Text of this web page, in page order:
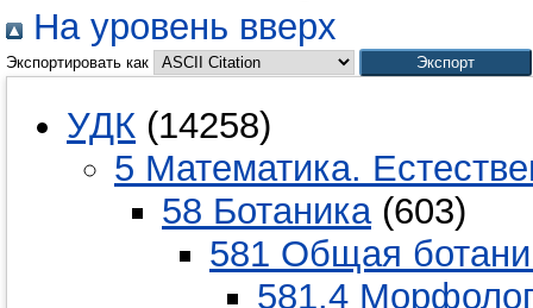
На уровень вверх
Экспортировать как
УДК (14258)
5 Математика.
58 Ботаника(603)
581 Общая
581.4